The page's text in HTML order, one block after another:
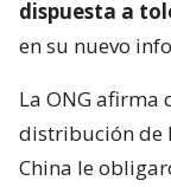
dispuesta a
en su nuevo
La ONG afirma
distribución de
China le